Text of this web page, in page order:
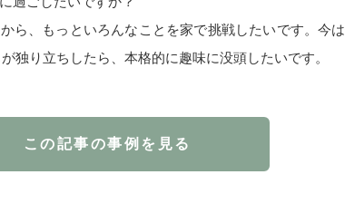
ら、もっといろんなことを家で挑戦したいです。今
独り立ちしたら、本格的に趣味に没頭したいです。
この記事の事例を見る